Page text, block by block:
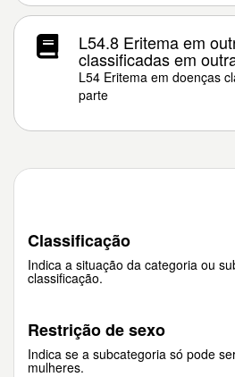
L54.8 Eritema em
classificadas em
L54 Eritema em doenças
parte
Classificação
Indica a situação da categoria ou
classificação.
Restrição de sexo
Indica se a subcategoria só pode
mulheres.